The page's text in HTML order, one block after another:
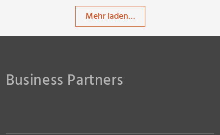
Mehr laden…
Business Partners